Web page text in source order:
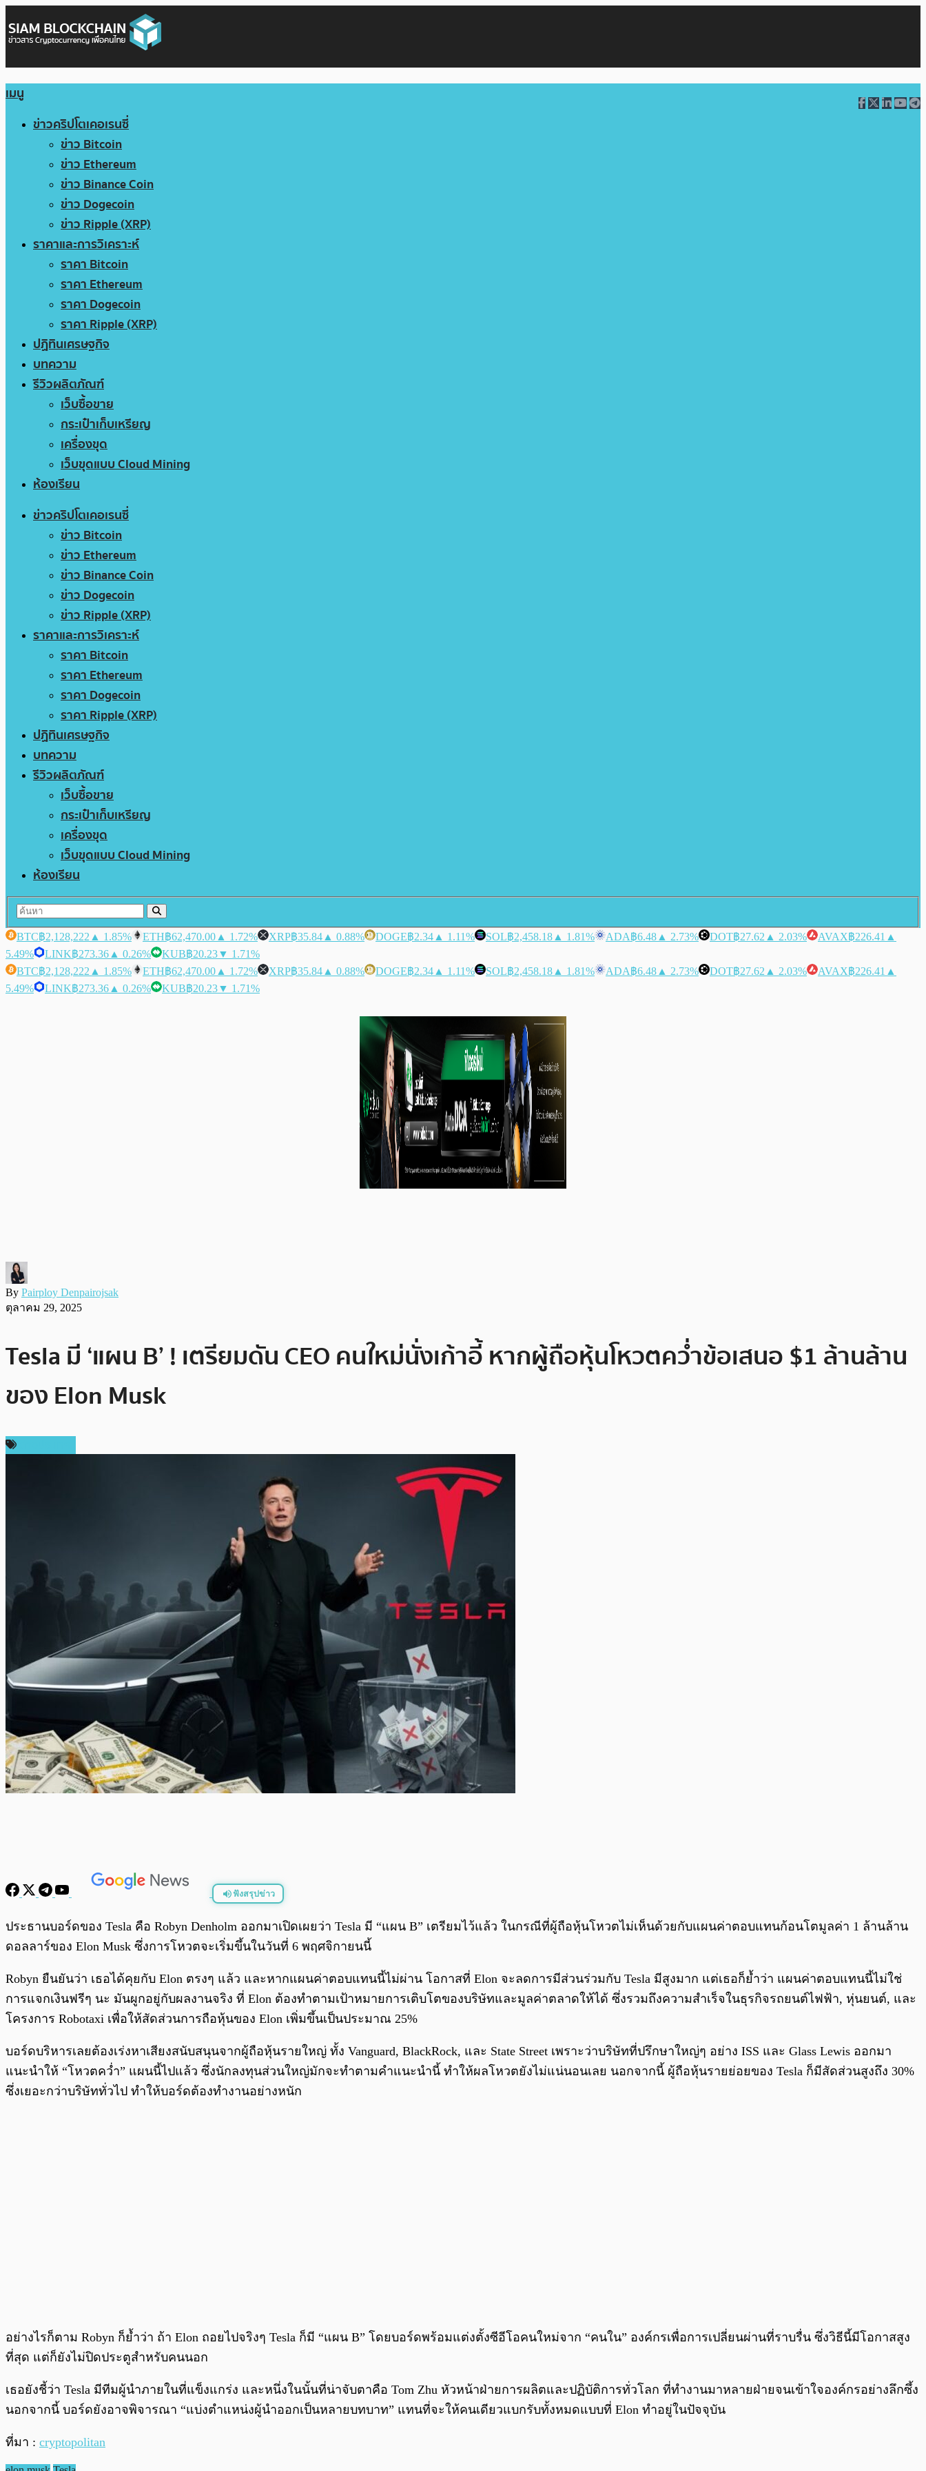
เมนู
ข่าวคริปโตเคอเรนซี่
ข่าว Bitcoin
ข่าว Ethereum
ข่าว Binance Coin
ข่าว Dogecoin
ข่าว Ripple (XRP)
ราคาและการวิเคราะห์
ราคา Bitcoin
ราคา Ethereum
ราคา Dogecoin
ราคา Ripple (XRP)
ปฏิทินเศรษฐกิจ
บทความ
รีวิวผลิตภัณฑ์
เว็บซื้อขาย
กระเป๋าเก็บเหรียญ
เครื่องขุด
เว็บขุดแบบ Cloud Mining
ห้องเรียน
ข่าวคริปโตเคอเรนซี่
ข่าว Bitcoin
ข่าว Ethereum
ข่าว Binance Coin
ข่าว Dogecoin
ข่าว Ripple (XRP)
ราคาและการวิเคราะห์
ราคา Bitcoin
ราคา Ethereum
ราคา Dogecoin
ราคา Ripple (XRP)
ปฏิทินเศรษฐกิจ
บทความ
รีวิวผลิตภัณฑ์
เว็บซื้อขาย
กระเป๋าเก็บเหรียญ
เครื่องขุด
เว็บขุดแบบ Cloud Mining
ห้องเรียน
BTC฿2,128,222 ▲ 1.85% ETH฿62,470.00 ▲ 1.72% XRP฿35.84 ▲ 0.88% DOGE฿2.34 ▲ 1.11% SOL฿2,458.18 ▲ 1.81% ADA฿6.48 ▲ 2.73% DOT฿27.62 ▲ 2.03% AVAX฿226.41 ▲
5.49%
LINK฿273.36 ▲ 0.26% KUB฿20.23▼ 1.71%
BTC฿2,128,222 ▲ 1.85% ETH฿62,470.00 ▲ 1.72% XRP฿35.84 ▲ 0.88% DOGE฿2.34 ▲ 1.11% SOL฿2,458.18 ▲ 1.81% ADA฿6.48 ▲ 2.73% DOT฿27.62 ▲ 2.03% AVAX฿226.41 ▲
5.49%
LINK฿273.36 ▲ 0.26% KUB฿20.23▼ 1.71%
By Pairploy Denpairojsak
ตุลาคม 29, 2025
Tesla มี ‘แผน B’ ! เตรียมดัน CEO คนใหม่นั่งเก้าอี้ หากผู้ถือหุ้นโหวตคว่ำข้อเสนอ $1 ล้านล้าน
ของ Elon Musk
ฟังสรุปข่าว
พร้อมเล่น 0:00 /0:00
ประธานบอร์ดของ Tesla คือ Robyn Denholm ออกมาเปิดเผยว่า Tesla มี “แผน B” เตรียมไว้แล้ว ในกรณีที่ผู้ถือหุ้นโหวตไม่เห็นด้วยกับแผนค่าตอบแทนก้อนโตมูลค่า 1 ล้านล้าน
ดอลลาร์ของ Elon Musk ซึ่งการโหวตจะเริ่มขึ้นในวันที่ 6 พฤศจิกายนนี้
Robyn ยืนยันว่า เธอได้คุยกับ Elon ตรงๆ แล้ว และหากแผนค่าตอบแทนนี้ไม่ผ่าน โอกาสที่ Elon จะลดการมีส่วนร่วมกับ Tesla มีสูงมาก แต่เธอก็ย้ำว่า แผนค่าตอบแทนนี้ไม่ใช่
การแจกเงินฟรีๆ นะ มันผูกอยู่กับผลงานจริง ที่ Elon ต้องทำตามเป้าหมายการเติบโตของบริษัทและมูลค่าตลาดให้ได้ ซึ่งรวมถึงความสำเร็จในธุรกิจรถยนต์ไฟฟ้า, หุ่นยนต์, และ
โครงการ Robotaxi เพื่อให้สัดส่วนการถือหุ้นของ Elon เพิ่มขึ้นเป็นประมาณ 25%
บอร์ดบริหารเลยต้องเร่งหาเสียงสนับสนุนจากผู้ถือหุ้นรายใหญ่ ทั้ง Vanguard, BlackRock, และ State Street เพราะว่าบริษัทที่ปรึกษาใหญ่ๆ อย่าง ISS และ Glass Lewis ออกมา
แนะนำให้ “โหวตคว่ำ” แผนนี้ไปแล้ว ซึ่งนักลงทุนส่วนใหญ่มักจะทำตามคำแนะนำนี้ ทำให้ผลโหวตยังไม่แน่นอนเลย นอกจากนี้ ผู้ถือหุ้นรายย่อยของ Tesla ก็มีสัดส่วนสูงถึง 30%
ซึ่งเยอะกว่าบริษัททั่วไป ทำให้บอร์ดต้องทำงานอย่างหนัก
อย่างไรก็ตาม Robyn ก็ย้ำว่า ถ้า Elon ถอยไปจริงๆ Tesla ก็มี “แผน B” โดยบอร์ดพร้อมแต่งตั้งซีอีโอคนใหม่จาก “คนใน” องค์กรเพื่อการเปลี่ยนผ่านที่ราบรื่น ซึ่งวิธีนี้มีโอกาสสูง
ที่สุด แต่ก็ยังไม่ปิดประตูสำหรับคนนอก
เธอยังชี้ว่า Tesla มีทีมผู้นำภายในที่แข็งแกร่ง และหนึ่งในนั้นที่น่าจับตาคือ Tom Zhu หัวหน้าฝ่ายการผลิตและปฏิบัติการทั่วโลก ที่ทำงานมาหลายฝ่ายจนเข้าใจองค์กรอย่างลึกซึ้ง
นอกจากนี้ บอร์ดยังอาจพิจารณา “แบ่งตำแหน่งผู้นำออกเป็นหลายบทบาท” แทนที่จะให้คนเดียวแบกรับทั้งหมดแบบที่ Elon ทำอยู่ในปัจจุบัน
ที่มา : cryptopolitan